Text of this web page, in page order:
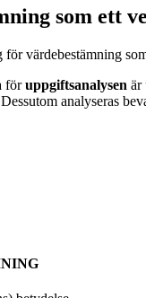
som ett
värdebestämning
föruppgiftsanalysen är
analyseras